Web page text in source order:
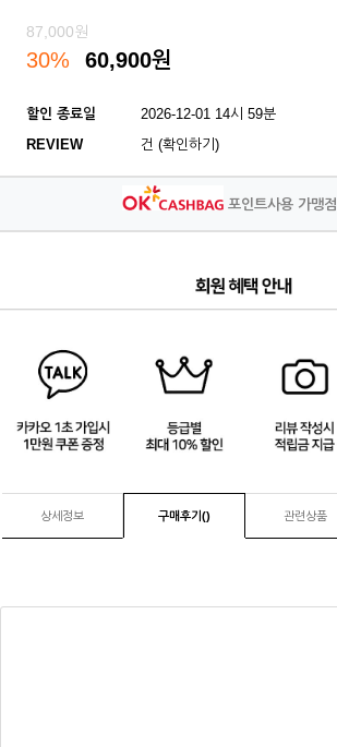
87,000원
30% 60,900원
할인 종료일
2026-12-01 14시 59분
REVIEW
건 (확인하기)
포인트사용 가맹점
상세정보 구매후기() 관련상품